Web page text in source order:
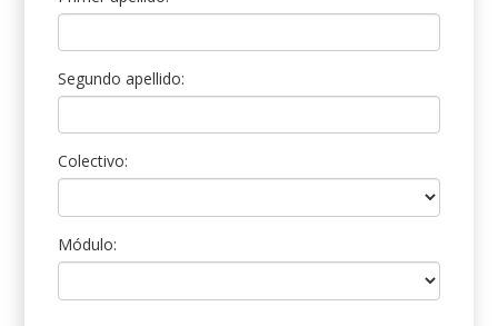
Segundo apellido:
Colectivo:
Módulo: